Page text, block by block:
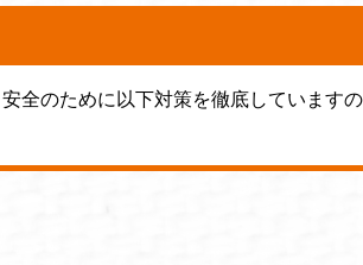
全のために以下対策を徹底しています